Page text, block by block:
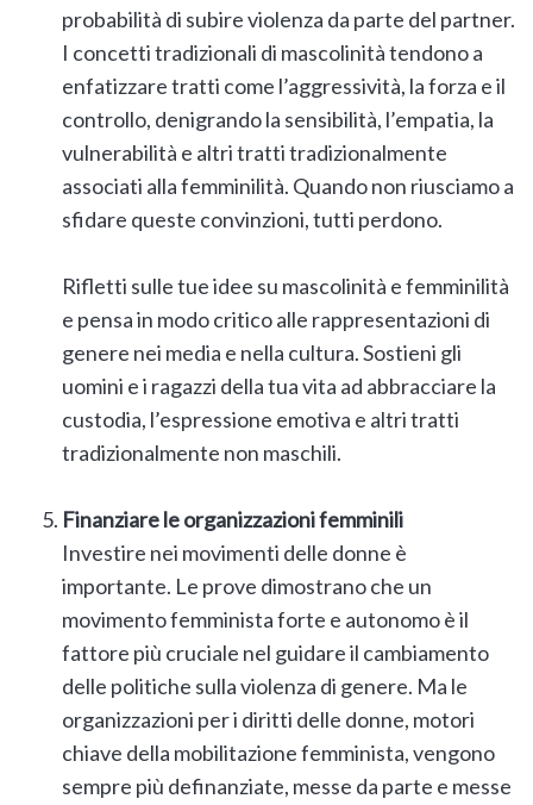
probabilità di subire violenza da parte del partner.
I concetti tradizionali di mascolinità tendono a
enfatizzare tratti come l’aggressività, la forza e il
controllo, denigrando la sensibilità, l’empatia, la
vulnerabilità e altri tratti tradizionalmente
associati alla femminilità. Quando non riusciamo a
sfidare queste convinzioni, tutti perdono.
Rifletti sulle tue idee su mascolinità e femminilità
e pensa in modo critico alle rappresentazioni di
genere nei media e nella cultura. Sostieni gli
uomini e i ragazzi della tua vita ad abbracciare la
custodia, l’espressione emotiva e altri tratti
tradizionalmente non maschili.
Finanziare le organizzazioni femminili
Investire nei movimenti delle donne è
importante. Le prove dimostrano che un
movimento femminista forte e autonomo è il
fattore più cruciale nel guidare il cambiamento
delle politiche sulla violenza di genere. Ma le
organizzazioni per i diritti delle donne, motori
chiave della mobilitazione femminista, vengono
sempre più definanziate, messe da parte e messe